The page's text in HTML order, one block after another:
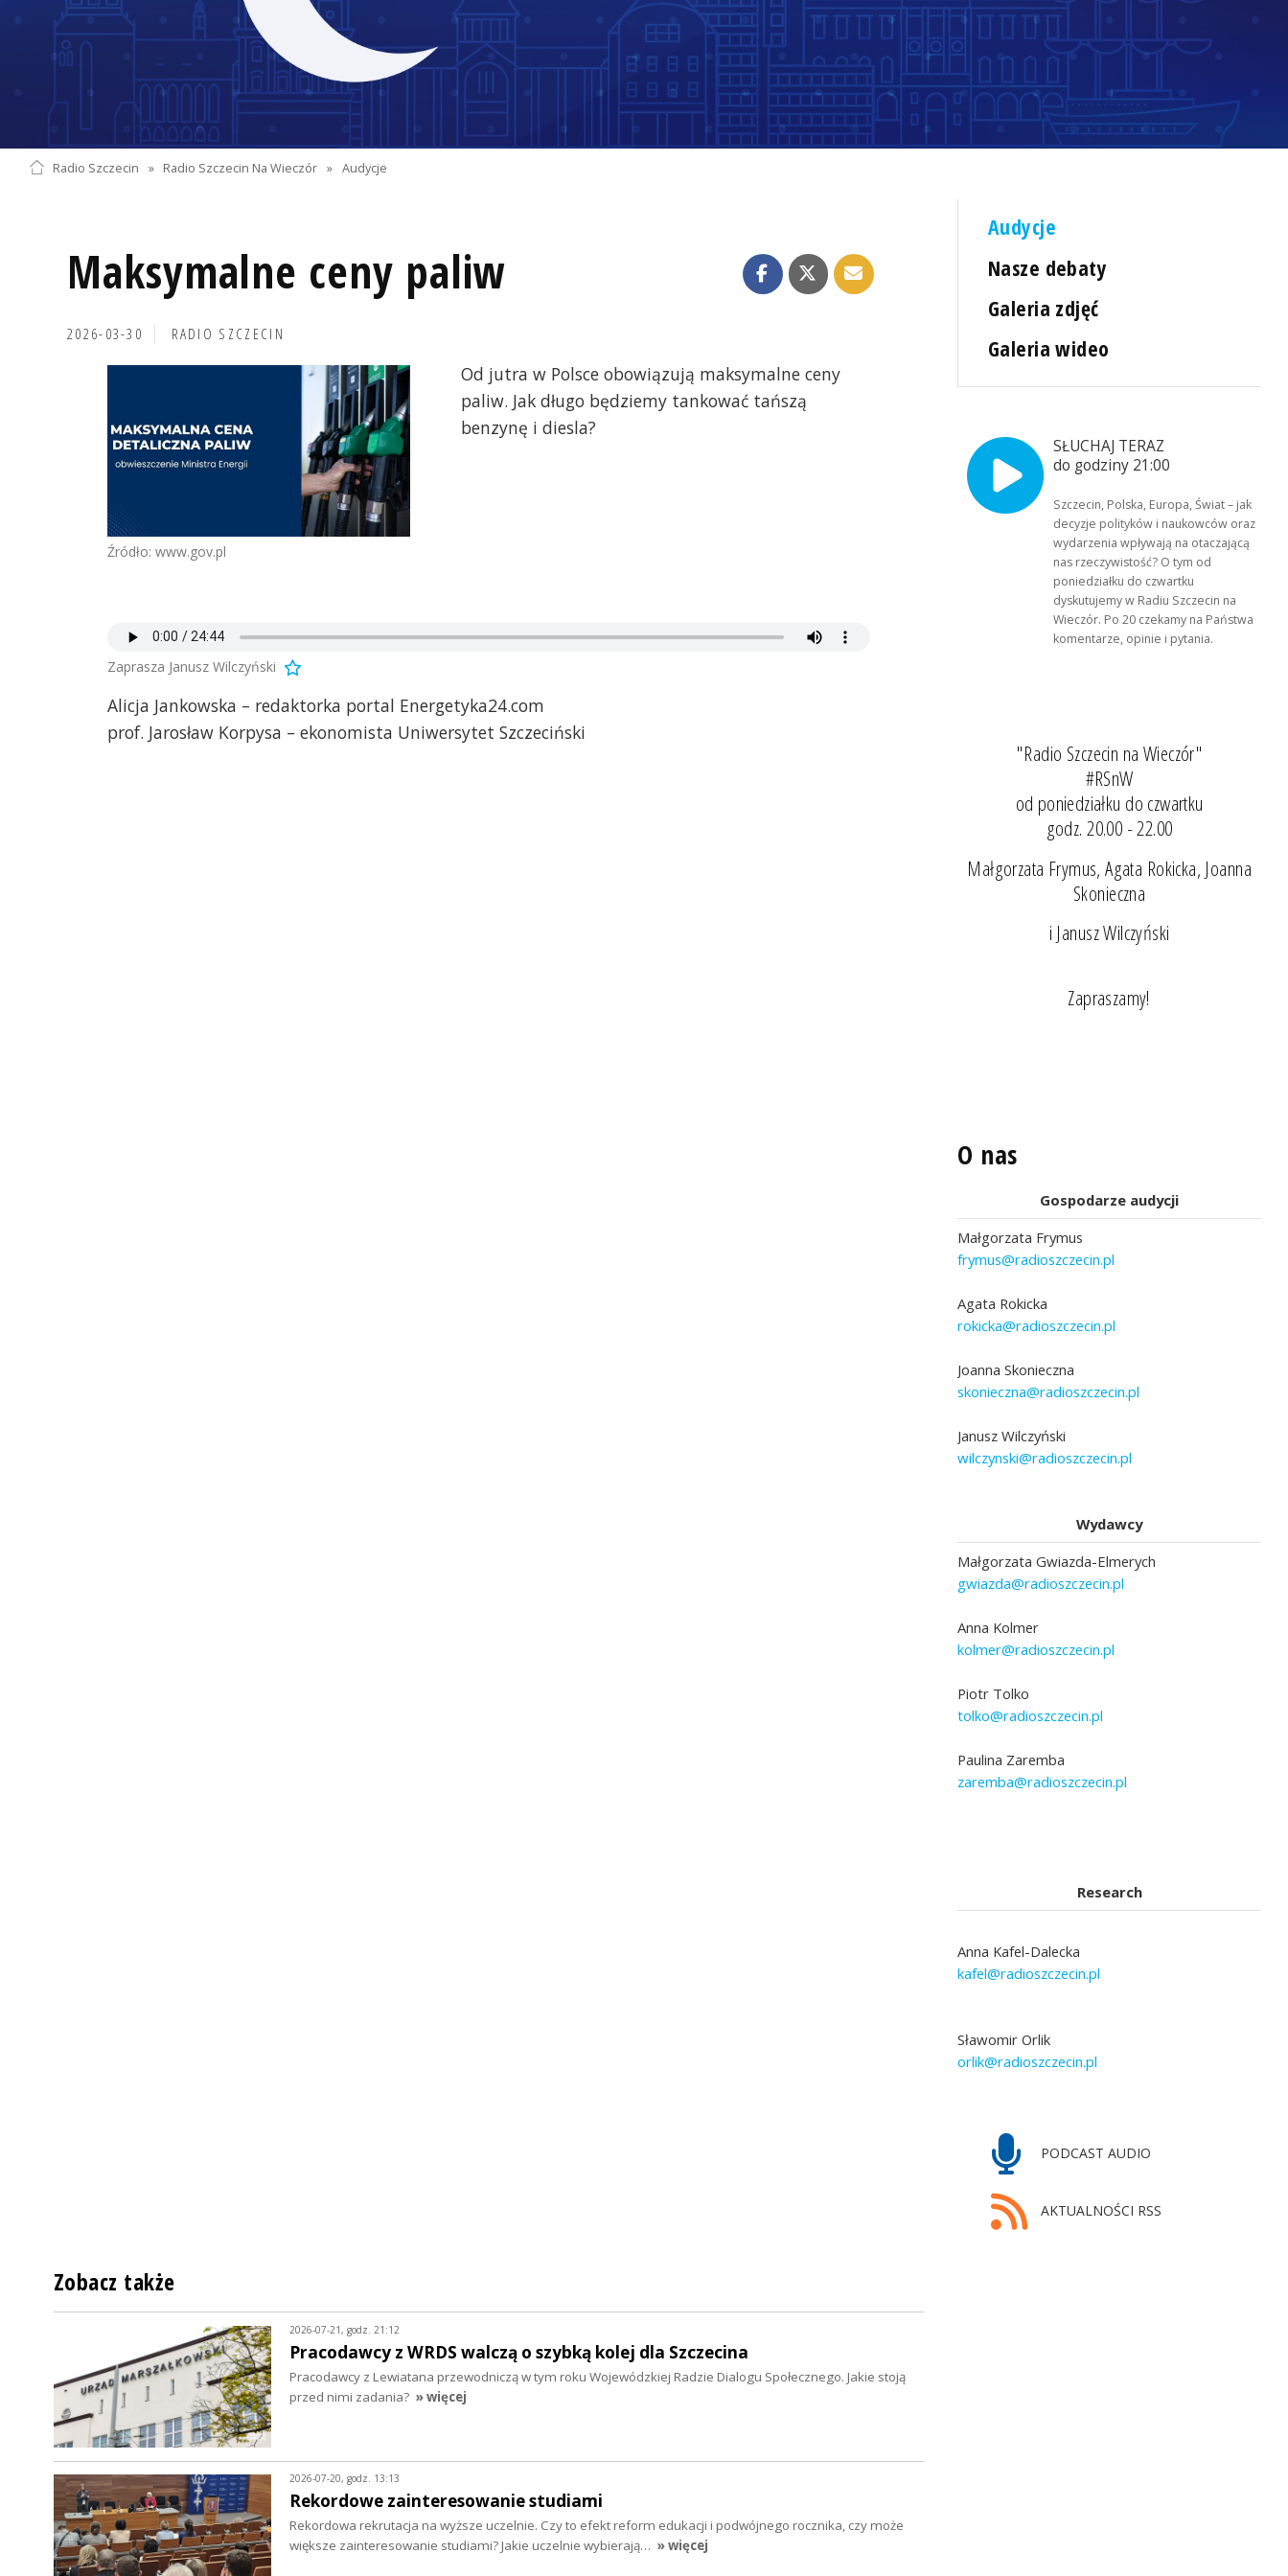
Radio Szczecin » Radio Szczecin Na Wieczór » Audycje
Maksymalne ceny paliw
2026-03-30 RADIO SZCZECIN
Źródło: www.gov.pl
Od jutra w Polsce obowiązują maksymalne ceny
paliw. Jak długo będziemy tankować tańszą
benzynę i diesla?
Zaprasza Janusz Wilczyński
Alicja Jankowska – redaktorka portal Energetyka24.com
prof. Jarosław Korpysa – ekonomista Uniwersytet Szczeciński
Audycje
Nasze debaty
Galeria zdjęć
Galeria wideo
SŁUCHAJ TERAZ
do godziny 21:00
Szczecin, Polska, Europa, Świat – jak
decyzje polityków i naukowców oraz
wydarzenia wpływają na otaczającą
nas rzeczywistość? O tym od
poniedziałku do czwartku
dyskutujemy w Radiu Szczecin na
Wieczór. Po 20 czekamy na Państwa
komentarze, opinie i pytania.
"Radio Szczecin na Wieczór"
#RSnW
od poniedziałku do czwartku
godz. 20.00 - 22.00
Małgorzata Frymus, Agata Rokicka, Joanna
Skonieczna
i Janusz Wilczyński
Zapraszamy!
O nas
Gospodarze audycji
Małgorzata Frymus
frymus@radioszczecin.pl
Agata Rokicka
rokicka@radioszczecin.pl
Joanna Skonieczna
skonieczna@radioszczecin.pl
Janusz Wilczyński
wilczynski@radioszczecin.pl
Wydawcy
Małgorzata Gwiazda-Elmerych
gwiazda@radioszczecin.pl
Anna Kolmer
kolmer@radioszczecin.pl
Piotr Tolko
tolko@radioszczecin.pl
Paulina Zaremba
zaremba@radioszczecin.pl
Research
Anna Kafel-Dalecka
kafel@radioszczecin.pl
Sławomir Orlik
orlik@radioszczecin.pl
PODCAST AUDIO
AKTUALNOŚCI RSS
Zobacz także
2026-07-21, godz. 21:12
Pracodawcy z WRDS walczą o szybką kolej dla Szczecina
Pracodawcy z Lewiatana przewodniczą w tym roku Wojewódzkiej Radzie Dialogu Społecznego. Jakie stoją
przed nimi zadania? » więcej
2026-07-20, godz. 13:13
Rekordowe zainteresowanie studiami
Rekordowa rekrutacja na wyższe uczelnie. Czy to efekt reform edukacji i podwójnego rocznika, czy może
większe zainteresowanie studiami? Jakie uczelnie wybierają… » więcej